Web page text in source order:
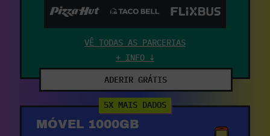
5X MAIS DADOS
MÓVEL 1000GB
VÊ TODAS AS PARCERIAS
+ INFO ↓
ADERIR GRÁTIS